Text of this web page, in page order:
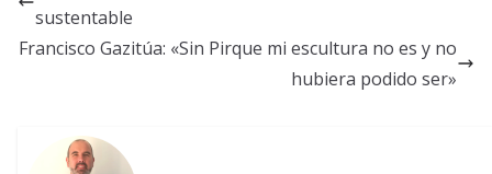
sustentable
Francisco Gazitúa: «Sin Pirque mi escultura no es y no
hubiera podido ser»